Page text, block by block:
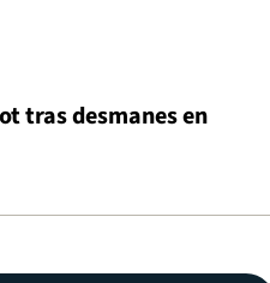
tras desmanes en